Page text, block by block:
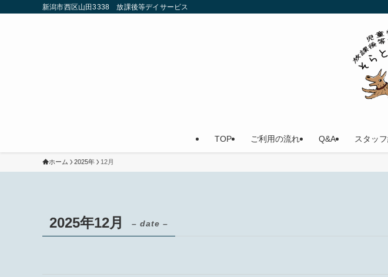
新潟市西区山田3338 放課後等デイサービス
TOP ご利用の流れ Q&A スタッ
ホーム 2025年 12月
2025年12月 – date –